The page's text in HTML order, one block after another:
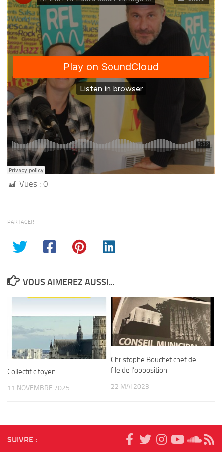
Vues : 0
PARTAGER
VOUS AIMEREZ AUSSI...
Collectif citoyen
11 NOVEMBRE 2025
Christophe Bouchet chef de
file de l’opposition
22 MAI 2023
SUIVRE :